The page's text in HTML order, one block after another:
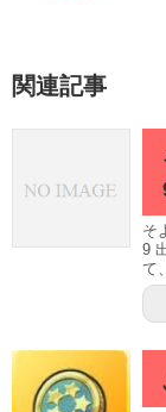
関連記事
そ
9
て